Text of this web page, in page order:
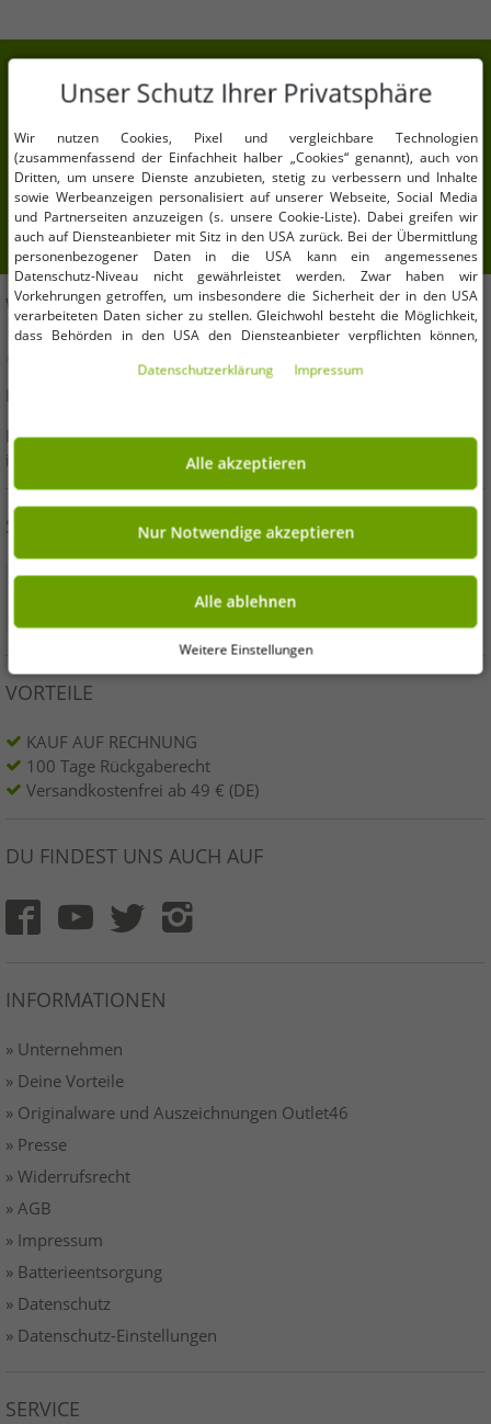
7% Extra-Rabatt auf deinen Einkauf
Meld Dich für unseren Newsletter an und erhalte
Deine 7% Extra-Rabatt.
Deine E-Mail-Adresse hier
Anmelden
WIR HELFEN DIR!
Hast Du Fragen oder brauchst Hilfe? Wir beraten Dich gern!
E-Mail:
Deine Anfrage wird von Montag bis Freitag in der Regel
innerhalb von 24 Stunden beantwortet
SICHER EINKAUFEN
VORTEILE
KAUF AUF RECHNUNG
100 Tage Rückgaberecht
Versandkostenfrei ab 49 € (DE)
DU FINDEST UNS AUCH AUF
INFORMATIONEN
» Unternehmen
» Deine Vorteile
» Originalware und Auszeichnungen Outlet46
» Presse
» Widerrufsrecht
» AGB
» Impressum
» Batterieentsorgung
» Datenschutz
» Datenschutz-Einstellungen
SERVICE
Unser Schutz Ihrer Privatsphäre
Wir nutzen Cookies, Pixel und vergleichbare Technologien
(zusammenfassend der Einfachheit halber „Cookies“ genannt), auch von
Dritten, um unsere Dienste anzubieten, stetig zu verbessern und Inhalte
sowie Werbeanzeigen personalisiert auf unserer Webseite, Social Media
und Partnerseiten anzuzeigen (s. unsere Cookie-Liste). Dabei greifen wir
auch auf Diensteanbieter mit Sitz in den USA zurück. Bei der Übermittlung
personenbezogener Daten in die USA kann ein angemessenes
Datenschutz-Niveau nicht gewährleistet werden. Zwar haben wir
Vorkehrungen getroffen, um insbesondere die Sicherheit der in den USA
verarbeiteten Daten sicher zu stellen. Gleichwohl besteht die Möglichkeit,
dass Behörden in den USA den Diensteanbieter verpflichten können,
im Einzelfall auf Basis entsprechender US-Gesetzgebung, ein wirksamer
Zugriff informiert wirst. Mit Deiner Einwilligung gem. Art. 49 Abs. 1 lit. a
DSGVO erklärst Du Dich in die Übermittlung in die USA für einverstanden
(s.a. unsere Datenschutzerklärung). Du hast die Wahl, ob nur notwendige
Cookies verwendet werden sollen oder ob Du darüber hinaus weitere
Cookies akzeptieren möchtest. Standardmäßig sind nur notwendige Dienste
aktiv, was Du unter „Nur Notwendige akzeptieren verwenden“ bestätigen
kannst. Du kannst Deine Einwilligung entweder für „Alle akzeptieren“
erklären oder unter „Weitere Einstellungen“ an Deine Wünsche anpassen.
Deine Einwilligung kannst Du jederzeit über „Datenschutz-Einstellungen“
am Ende jeder unserer Seiten mit Wirkung für die Zukunft widerrufen oder
ändern.
Daten­schutz­erklärung Impressum
Alle akzeptieren
Nur Notwendige akzeptieren
Alle ablehnen
Weitere Einstellungen